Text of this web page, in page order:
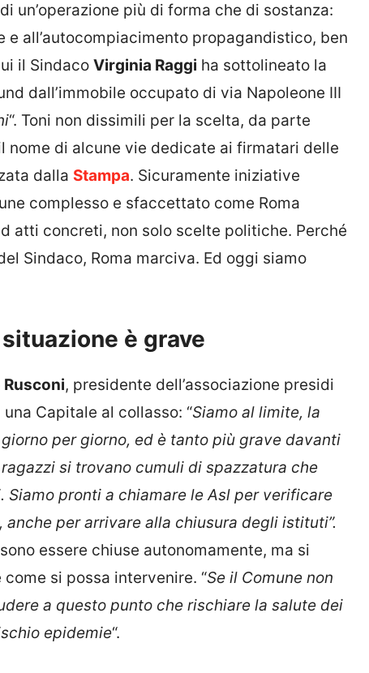
un’operazione più di forma che di sostanza:
all’autocompiacimento propagandistico, ben
il Sindaco Virginia Raggi ha sottolineato la
dall’immobile occupato di via Napoleone III
“. Toni non dissimili per la scelta, da parte
nome di alcune vie dedicate ai firmatari delle
dalla Stampa. Sicuramente iniziative
complesso e sfaccettato come Roma
atti concreti, non solo scelte politiche. Perché
Sindaco, Roma marciva. Ed oggi siamo
è grave
Rusconi, presidente dell’associazione presidi
Capitale al collasso: “Siamo al limite, la
per giorno, ed è tanto più grave davanti
si trovano cumuli di spazzatura che
pronti a chiamare le Asl per verificare
per arrivare alla chiusura degli istituti”.
essere chiuse autonomamente, ma si
si possa intervenire. “Se il Comune non
a questo punto che rischiare la salute dei
epidemie“.